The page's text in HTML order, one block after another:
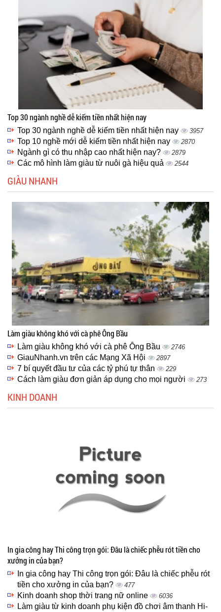
Top 30 ngành nghề dễ kiếm tiền nhất hiện nay
Top 30 ngành nghề dễ kiếm tiền nhất hiện nay 3957
Top 10 nghề mới dễ kiếm tiền nhất hiện nay 2870
Ngành gì có thu nhập cao nhất hiện nay? 2879
Các mô hình làm giàu từ nuôi gà hiệu quả 2544
GIÀU NHANH
Làm giàu không khó với cà phê Ông Bầu
Làm giàu không khó với cà phê Ông Bầu 2746
GiauNhanh.vn trên các Mạng Xã Hội 2897
7 bí quyết đầu tư của các tỷ phú tự thân 229
Cách làm giàu đơn giản áp dụng cho mọi người 273
KINH DOANH
In gia công hay Thi công trọn gói: Đâu là chiếc phễu rót tiền cho
xưởng in của bạn?
In gia công hay Thi công trọn gói: Đâu là chiếc phễu rót
tiền cho xưởng in của bạn?
477
Kinh doanh shop thời trang nữ online 6036
Làm giàu từ kinh doanh phụ kiện đồ chơi âm thanh Hi-